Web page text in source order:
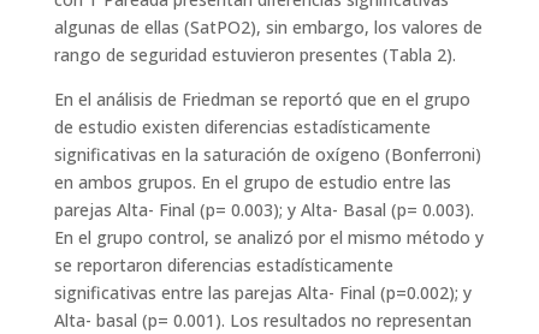
algunas de ellas (SatPO2), sin embargo, los valores de
rango de seguridad estuvieron presentes (Tabla 2).
En el análisis de Friedman se reportó que en el grupo
de estudio existen diferencias estadísticamente
significativas en la saturación de oxígeno (Bonferroni)
en ambos grupos. En el grupo de estudio entre las
parejas Alta- Final (p= 0.003); y Alta- Basal (p= 0.003).
En el grupo control, se analizó por el mismo método y
se reportaron diferencias estadísticamente
significativas entre las parejas Alta- Final (p=0.002); y
Alta- basal (p= 0.001). Los resultados no representan